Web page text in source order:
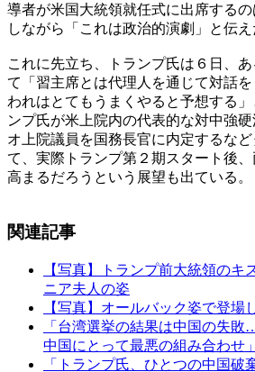
導者が米国大統領就任式に出席する
しながら「これは政治的演劇」と伝え
これに先立ち、トランプ氏は６日、
て「習主席とは代理人を通じて対話
われはとてもうまくやると予想する
ンプ氏が米上院内の代表的な対中強
オ上院議員を国務長官に内定するな
て、実際トランプ第２期スタート後
高まるだろうという展望も出ている。
関連記事
【写真】トランプ前大統領のキ
ニア夫人の姿
【写真】オールバック姿で登場
「台湾選挙の結果は中国の失
中国にとって最悪の組み合わせ」
「トランプ氏、ひとつの中国破